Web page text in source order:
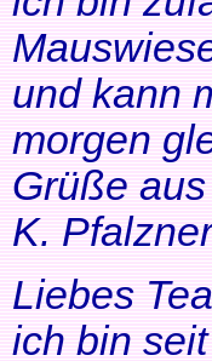
und kann
morgen
Grüße
K. Pfalzner
Liebes
ich bin